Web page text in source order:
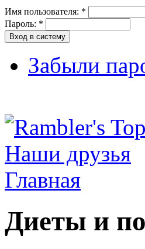
Имя пользователя: *
Пароль: *
Забыли
Наши друзья
Главная
Диеты и